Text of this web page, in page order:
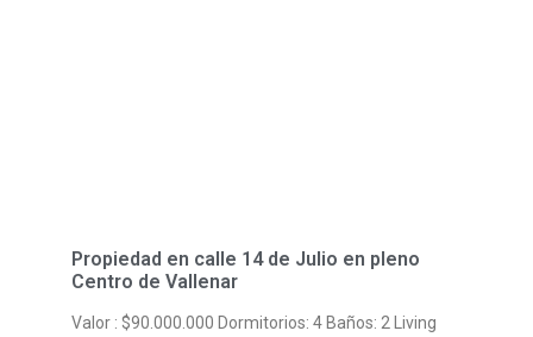
Propiedad en calle 14 de Julio en pleno
Centro de Vallenar
Valor : $90.000.000 Dormitorios: 4 Baños: 2 Living